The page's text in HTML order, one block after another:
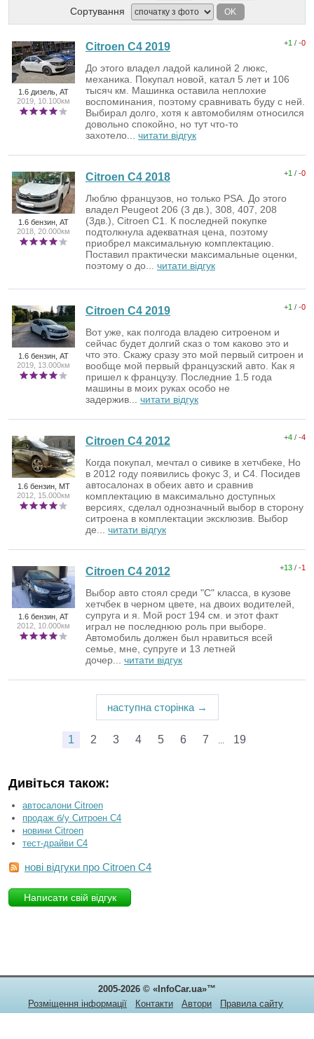
Сортування
OK
1.6 дизель, AT
2019, 10.100км
+1 / -0
Citroen C4 2019
До этого владел ладой калиной 2 люкс,
механика. Покупал новой, катал 5 лет и 106
тысяч км. Машинка оставила неплохие
воспоминания, поэтому сравнивать буду с ней.
Выбирал долго, хотя к автомобилям относился
довольно спокойно, но тут что-то
захотело... читати відгук
1.6 бензин, AT
2018, 20.000км
+1 / -0
Citroen C4 2018
Люблю французов, но только PSA. До этого
владел Peugeot 206 (3 дв.), 308, 407, 208
(3дв.), Citroen C1. К последней покупке
подтолкнула адекватная цена, поэтому
приобрел максимальную комплектацию.
Поставил практически максимальные оценки,
поэтому о до... читати відгук
1.6 бензин, AT
2019, 13.000км
+1 / -0
Citroen C4 2019
Вот уже, как полгода владею ситроеном и
сейчас будет долгий сказ о том каково это и
что это. Скажу сразу это мой первый ситроен и
вообще мой первый французский авто. Как я
пришел к французу. Последние 1.5 года
машины в моих руках особо не
задержив... читати відгук
1.6 бензин, MT
2012, 15.000км
+4 / -4
Citroen C4 2012
Когда покупал, мечтал о сивике в хетчбеке, Но
в 2012 году появились фокус 3, и С4. Посидев
автосалонах в обеих авто и сравнив
комплектацию в максимально доступных
версиях, сделал однозначный выбор в сторону
ситроена в комплектации эксклюзив. Выбор
де... читати відгук
1.6 бензин, AT
2012, 10.000км
+13 / -1
Citroen C4 2012
Выбор авто стоял среди "С" класса, в кузове
хетчбек в черном цвете, на двоих водителей,
супруга и я. Мой рост 194 см. и этот факт
играл не последнюю роль при выборе.
Автомобиль должен был нравиться всей
семье, мне, супруге и 13 летней
дочер... читати відгук
наступна сторінка →
1 2 3 4 5 6 7 19
Дивіться також:
автосалони Citroen
продаж б/у Ситроен С4
новини Citroen
тест-драйви С4
нові відгуки про Citroen C4
Написати свій відгук
2005-2026 © «InfoCar.ua»™
Розміщення інформації
Контакти Автори
Правила сайту